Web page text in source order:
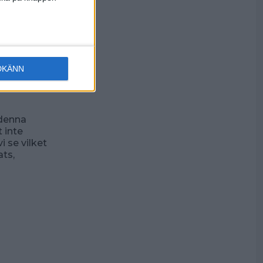
i par
BS
där
inte
se vilket